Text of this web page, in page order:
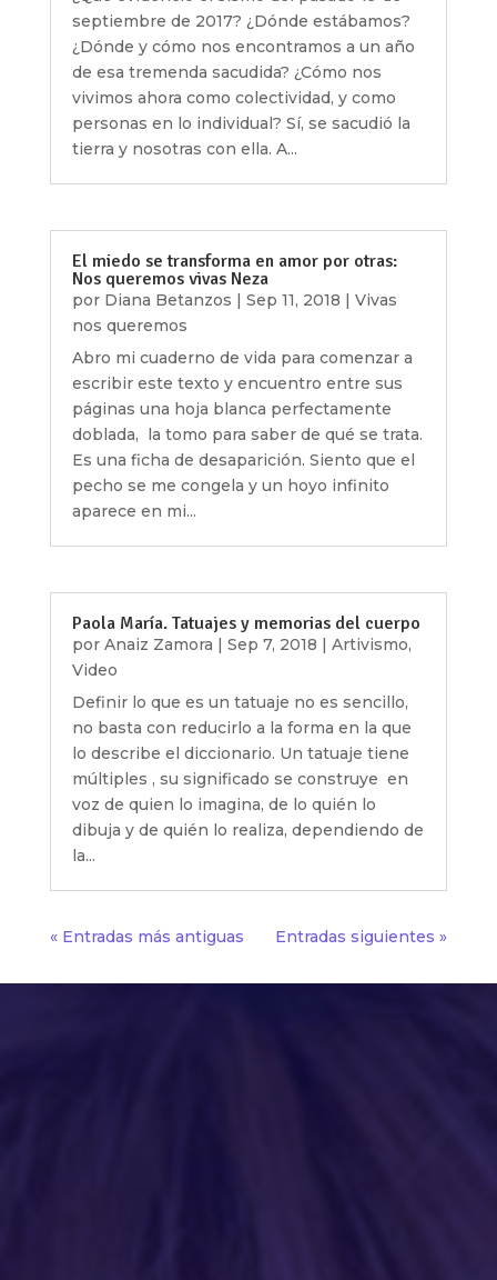
septiembre de 2017? ¿Dónde estábamos?
¿Dónde y cómo nos encontramos a un año
de esa tremenda sacudida? ¿Cómo nos
vivimos ahora como colectividad, y como
personas en lo individual? Sí, se sacudió la
tierra y nosotras con ella. A...
El miedo se transforma en amor por otras:
Nos queremos vivas Neza
por Diana Betanzos | Sep 11, 2018 | Vivas
nos queremos
Abro mi cuaderno de vida para comenzar a
escribir este texto y encuentro entre sus
páginas una hoja blanca perfectamente
doblada, la tomo para saber de qué se trata.
Es una ficha de desaparición. Siento que el
pecho se me congela y un hoyo infinito
aparece en mi...
Paola María. Tatuajes y memorias del cuerpo
por Anaiz Zamora | Sep 7, 2018 | Artivismo,
Video
Definir lo que es un tatuaje no es sencillo,
no basta con reducirlo a la forma en la que
lo describe el diccionario. Un tatuaje tiene
múltiples , su significado se construye en
voz de quien lo imagina, de lo quién lo
dibuja y de quién lo realiza, dependiendo de
la...
« Entradas más antiguas Entradas siguientes »